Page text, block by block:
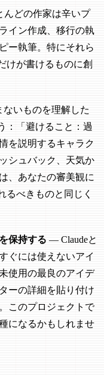
どの作家は辛いプ
イン作成、移行の執
ー執筆。特にそれら
けが書けるものに創
いものを理解した
：「避けること：過
を説明するキャラク
シュバック、天気か
、あなたの審美観に
るべきものと同じく
保持する — Claudeと
ぐには使えないアイ
使用の最良のアイデ
ーの詳細を貼り付け
このプロジェクトで
になるかもしれませ